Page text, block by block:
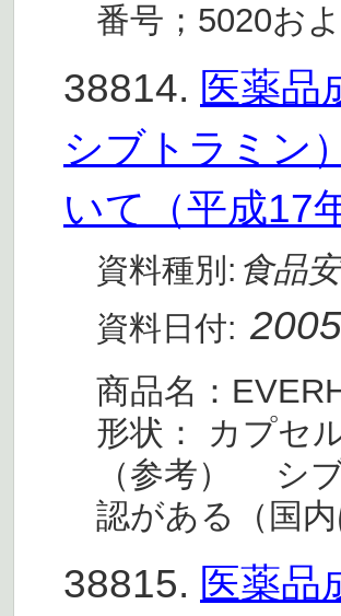
番号；5020お
38814. 医薬品
シブトラミン
いて（平成17
資料種別: 食品
資料日付:
商品名：
形状： カプセ
（参考） シ
認がある（国
38815. 医薬品